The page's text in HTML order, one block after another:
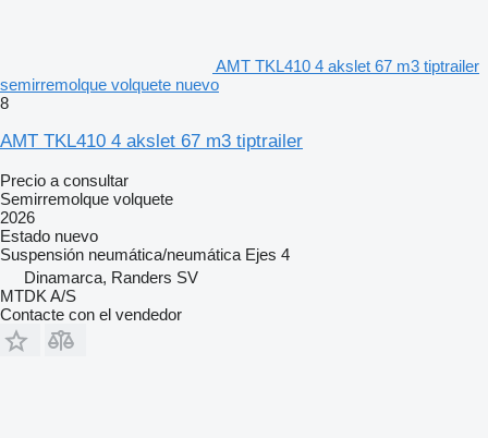
AMT TKL410 4 akslet 67 m3 tiptrailer
semirremolque volquete nuevo
8
AMT TKL410 4 akslet 67 m3 tiptrailer
Precio a consultar
Semirremolque volquete
2026
Estado nuevo
Suspensión neumática/neumática Ejes 4
Dinamarca, Randers SV
MTDK A/S
Contacte con el vendedor